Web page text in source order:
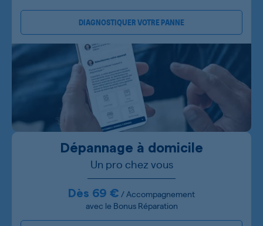
DIAGNOSTIQUER VOTRE PANNE
Dépannage à domicile
Un pro chez vous
Dès 69 € / Accompagnement
avec le Bonus Réparation